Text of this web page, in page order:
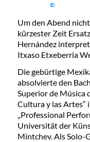
©
Um den Abend
kürzester Zeit
Hernández
Itxaso Etxeberria
Die gebürtige
absolvierte den
Superior de Música
Cultura y las
„Professional
Universität der
Mintchev. Als Solo-